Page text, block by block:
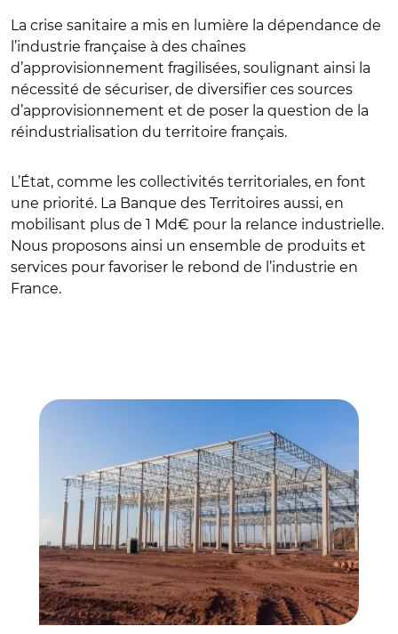
La crise sanitaire a mis en lumière la dépendance de
l’industrie française à des chaînes
d’approvisionnement fragilisées, soulignant ainsi la
nécessité de sécuriser, de diversifier ces sources
d’approvisionnement et de poser la question de la
réindustrialisation du territoire français.
L’État, comme les collectivités territoriales, en font
une priorité. La Banque des Territoires aussi, en
mobilisant plus de 1 Md€ pour la relance industrielle.
Nous proposons ainsi un ensemble de produits et
services pour favoriser le rebond de l’industrie en
France.